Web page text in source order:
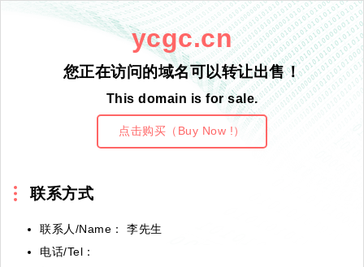
ycgc.cn
您正在访问的域名可以转让出售！
This domain is for sale.
点击购买（Buy Now !）
联系方式
联系人/Name： 李先生
电话/Tel：